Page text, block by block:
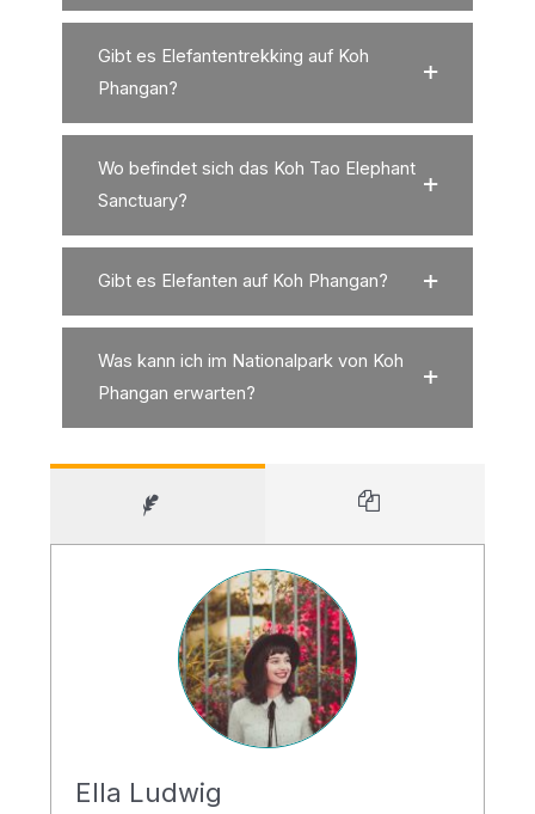
Gibt es Elefantentrekking auf Koh
Phangan?
Wo befindet sich das Koh Tao Elephant
Sanctuary?
Gibt es Elefanten auf Koh Phangan?
Was kann ich im Nationalpark von Koh
Phangan erwarten?
Ella Ludwig